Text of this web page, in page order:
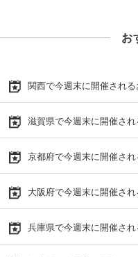
お
関西で今週末に開催され
滋賀県で今週末に開催さ
京都府で今週末に開催さ
大阪府で今週末に開催さ
兵庫県で今週末に開催さ